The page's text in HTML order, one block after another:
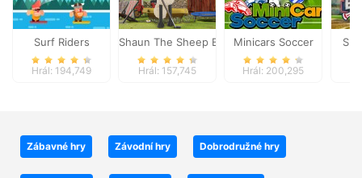
Surf Riders
Hrál: 194,749
Shaun The Sheep Baahmy Golf
Hrál: 157,745
Minicars Soccer
Hrál: 200,295
Zábavné hry Závodní hry Dobrodružné hry